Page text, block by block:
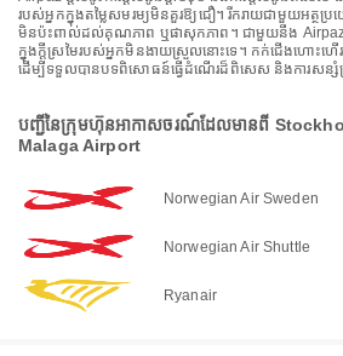
របស់អ្នកក្នុងតម្លៃសមរម្យមិនគួរឱ្យជឿ។ រីករាយជាមួយអត្ថប្រ
មិនប៉ះពាល់ដល់គុណភាព ឬផាសុកភាព។ ជាមួយនឹង Airpaz
ក្នុងក្តីស្រមៃរបស់អ្នកមិនងាយស្រួលនោះទេ។ កក់ជើងហោះហ
ដើម្បីទទួលបានបទពិសោធន៍ធ្វើដំណើរដ៏ពិសេស និងការសន្សំប្
បញ្ជីនៃក្រុមហ៊ុនអាកាសចរណ៍ដែលមានពី
Malaga Airport
Norwegian Air Sweden
Norwegian Air Shuttle
Ryanair